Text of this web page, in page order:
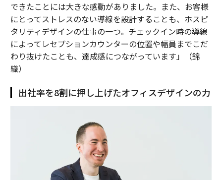
できたことには大きな感動がありました。また、お客様
にとってストレスのない導線を設計することも、ホスピ
タリティデザインの仕事の一つ。チェックイン時の導線
によってレセプションカウンターの位置や幅員までこだ
わり抜けたことも、達成感につながっています」（錦
織）
出社率を8割に押し上げたオフィスデザインの力